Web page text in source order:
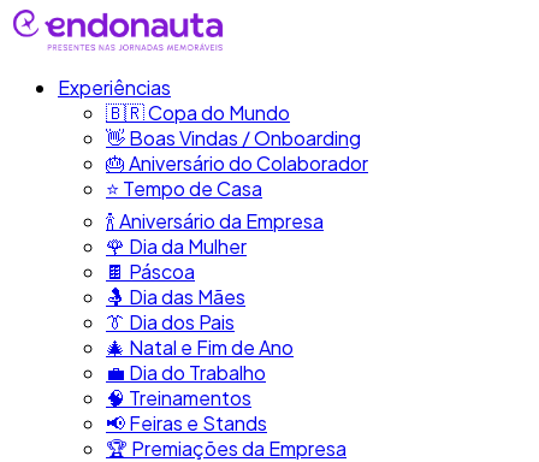
Experiências
🇧🇷​ Copa do Mundo
👋​ Boas Vindas / Onboarding
🎂​ Aniversário do Colaborador
⭐​ Tempo de Casa
​🍾​ Aniversário da Empresa
🌹 Dia da Mulher
🍫​ Páscoa
🤱 Dia das Mães
👔​ Dia dos Pais
🎄 Natal e Fim de Ano
💼​ Dia do Trabalho
🧠​ Treinamentos
📢​ Feiras e Stands
🏆 Premiações da Empresa